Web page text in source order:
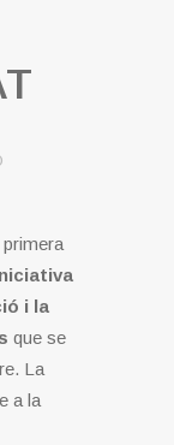
i la
que se
La
a la